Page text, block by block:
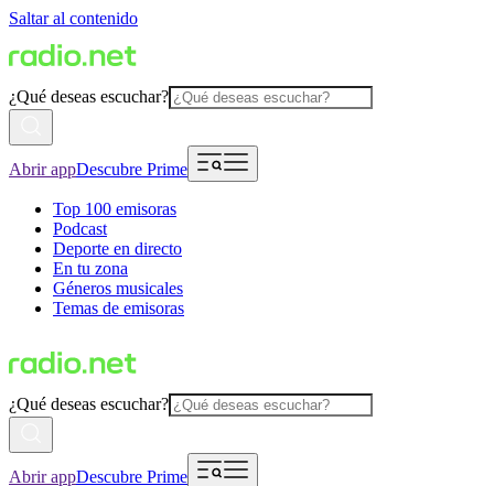
Saltar al contenido
¿Qué deseas escuchar?
Abrir appDescubre Prime
Top 100 emisoras
Podcast
Deporte en directo
En tu zona
Géneros musicales
Temas de emisoras
¿Qué deseas escuchar?
Abrir appDescubre Prime